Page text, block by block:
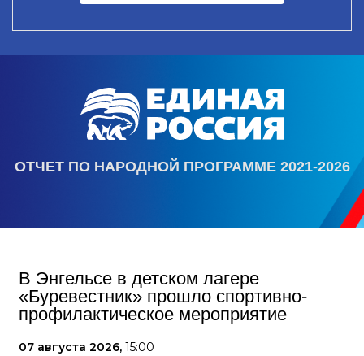
ОТЧЕТ ПО НАРОДНОЙ ПРОГРАММЕ 2021-2026
В Энгельсе в детском лагере
«Буревестник» прошло спортивно-
профилактическое мероприятие
07 августа 2026, 15:00